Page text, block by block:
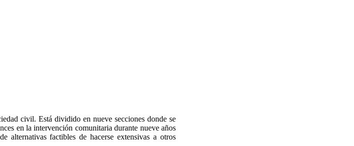
civil. Está dividido en nueve secciones donde se
en la intervención comunitaria durante nueve años
alternativas factibles de hacerse extensivas a otros